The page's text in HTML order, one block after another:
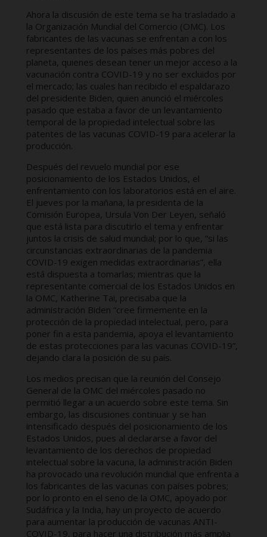
Ahora la discusión de este tema se ha trasladado a
la Organización Mundial del Comercio (OMC). Los
fabricantes de las vacunas se enfrentan a con los
representantes de los países más pobres del
planeta, quienes desean tener un mejor acceso a la
vacunación contra COVID-19 y no ser excluidos por
el mercado; las cuales han recibido el espaldarazo
del presidente Biden, quien anunció el miércoles
pasado que estaba a favor de un levantamiento
temporal de la propiedad intelectual sobre las
patentes de las vacunas COVID-19 para acelerar la
producción.
Después del revuelo mundial por ese
posicionamiento de los Estados Unidos, el
enfrentamiento con los laboratorios está en el aire.
El jueves por la mañana, la presidenta de la
Comisión Europea, Ursula Von Der Leyen, señaló
que está lista para discutirlo el tema y enfrentar
juntos la crisis de salud mundial; por lo que, “si las
circunstancias extraordinarias de la pandemia
COVID-19 exigen medidas extraordinarias”, ella
está dispuesta a tomarlas; mientras que la
representante comercial de los Estados Unidos en
la OMC, Katherine Tai, precisaba que la
administración Biden “cree firmemente en la
protección de la propiedad intelectual, pero, para
poner fin a esta pandemia, apoya el levantamiento
de estas protecciones para las vacunas COVID-19”,
dejando clara la posición de su país.
Los medios precisan que la reunión del Consejo
General de la OMC del miércoles pasado no
permitió llegar a un acuerdo sobre este tema. Sin
embargo, las discusiones continuar y se han
intensificado después del posicionamiento de los
Estados Unidos, pues al declararse a favor del
levantamiento de los derechos de propiedad
intelectual sobre la vacuna, la administración Biden
ha provocado una revolución mundial que enfrenta a
los fabricantes de las vacunas con países pobres;
por lo pronto en el seno de la OMC, apoyado por
Sudáfrica y la India, hay un proyecto de acuerdo
para aumentar la producción de vacunas ANTI-
COVID-19, para hacer una distribución más amplia